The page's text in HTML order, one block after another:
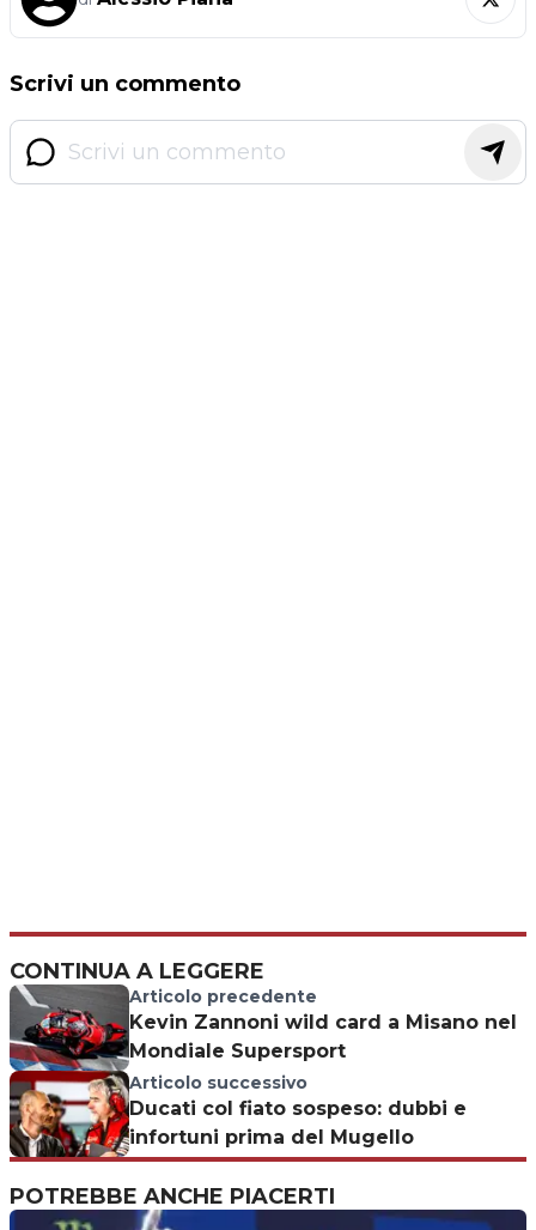
Scrivi un commento
CONTINUA A LEGGERE
Articolo precedente
Kevin Zannoni wild card a Misano nel
Mondiale Supersport
Articolo successivo
Ducati col fiato sospeso: dubbi e
infortuni prima del Mugello
POTREBBE ANCHE PIACERTI